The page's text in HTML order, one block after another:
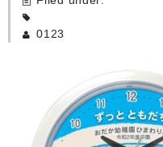
カード付フォトフレームク
目覚まし時計(集合＋個別)
0123